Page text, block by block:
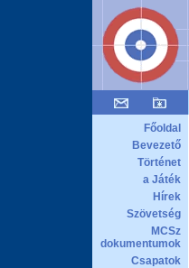
Főoldal
Bevezető
Történet
a Játék
Hírek
Szövetség
MCSz
dokumentumok
Csapatok